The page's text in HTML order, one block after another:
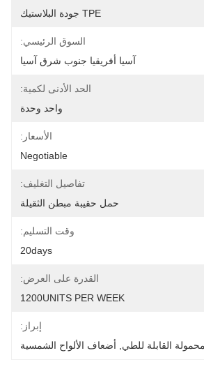
TPE جودة البلاستيك
السوق الرئيسي:
آسيا أفريقيا جنوب شرق آسيا
الحد الأدنى لكمية:
واحد وحدة
الأسعار:
Negotiable
تفاصيل التغليف:
حمل حقيبة مبطن الثقيلة
وقت التسليم:
20days
القدرة على العرض:
1200UNITS PER WEEK
إبراز:
القابلة للطي
أضعاف الألواح الشمسية